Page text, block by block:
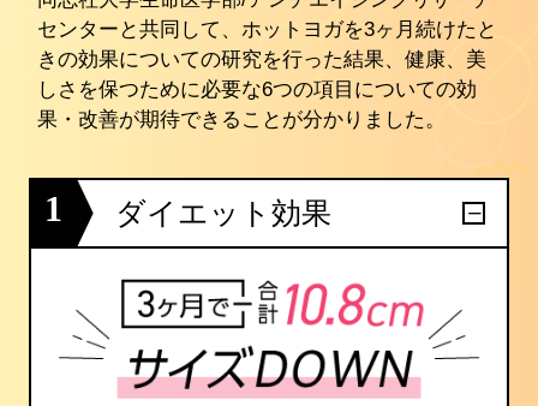
センターと共同して、ホットヨガを3ヶ月続けたと
きの効果についての研究を行った結果、健康、美
しさを保つために必要な6つの項目についての効
果・改善が期待できることが分かりました。
1 ダイエット効果